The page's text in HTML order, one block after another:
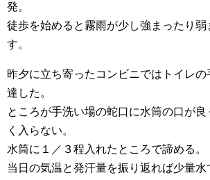
発。
徒歩を始めると霧雨が少し強まったり弱
す。
昨夕に立ち寄ったコンビニではトイレの
達した。
ところが手洗い場の蛇口に水筒の口が
く入らない。
水筒に１／３程入れたところで諦める。
当日の気温と発汗量を振り返れば少量水